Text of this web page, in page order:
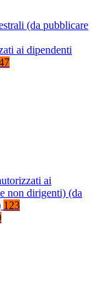
(da pubblicare
ai dipendenti
ai
non dirigenti) (da
123